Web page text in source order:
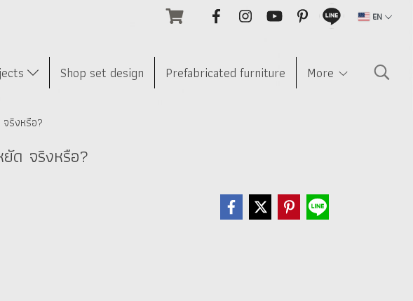
EN
Shop set design Prefabricated furniture More
ริงหรือ?
ด จริงหรือ?